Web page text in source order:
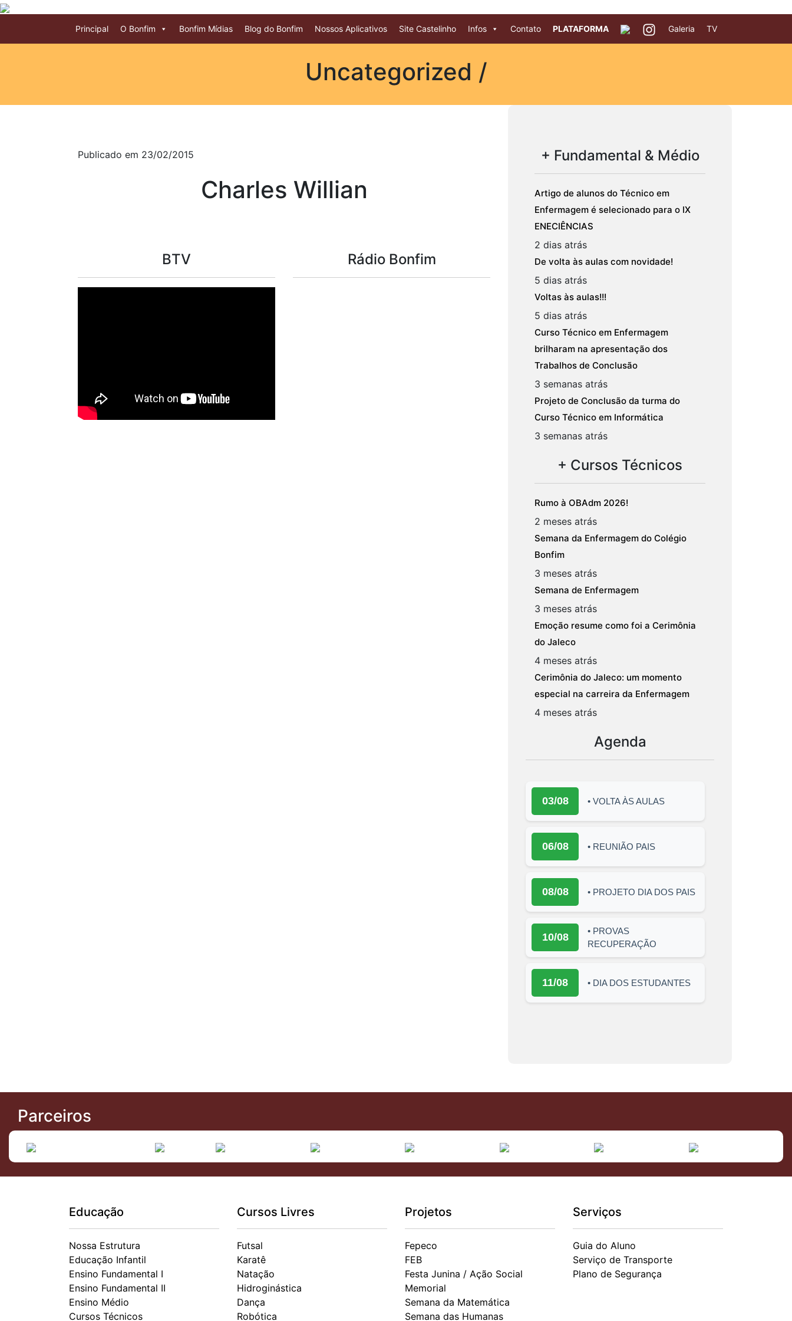
Principal O Bonfim Bonfim Mídias Blog do Bonfim Nossos Aplicativos Site Castelinho Infos Contato PLATAFORMA Galeria TV
Uncategorized /
Publicado em 23/02/2015
Charles Willian
BTV Rádio Bonfim
+ Fundamental & Médio
Artigo de alunos do Técnico em
Enfermagem é selecionado para o IX
ENECIÊNCIAS
2 dias atrás
De volta às aulas com novidade!
5 dias atrás
Voltas às aulas!!!
5 dias atrás
Curso Técnico em Enfermagem
brilharam na apresentação dos
Trabalhos de Conclusão
3 semanas atrás
Projeto de Conclusão da turma do
Curso Técnico em Informática
3 semanas atrás
+ Cursos Técnicos
Rumo à OBAdm 2026!
2 meses atrás
Semana da Enfermagem do Colégio
Bonfim
3 meses atrás
Semana de Enfermagem
3 meses atrás
Emoção resume como foi a Cerimônia
do Jaleco
4 meses atrás
Cerimônia do Jaleco: um momento
especial na carreira da Enfermagem
4 meses atrás
Agenda
03/08 • VOLTA ÀS AULAS
06/08 • REUNIÃO PAIS
08/08 • PROJETO DIA DOS PAIS
10/08
• PROVAS
RECUPERAÇÃO
11/08 • DIA DOS ESTUDANTES
Parceiros
Educação
Nossa Estrutura
Educação Infantil
Ensino Fundamental I
Ensino Fundamental II
Ensino Médio
Cursos Técnicos
Cursos Livres
Futsal
Karatê
Natação
Hidroginástica
Dança
Robótica
Projetos
Fepeco
FEB
Festa Junina / Ação Social
Memorial
Semana da Matemática
Semana das Humanas
Serviços
Guia do Aluno
Serviço de Transporte
Plano de Segurança